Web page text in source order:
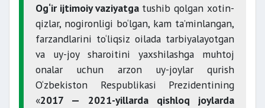
Og‘ir ijtimoiy vaziyatgatushib qolgan xotin-
qizlar, nogironligi bo‘lgan, kam ta’minlangan,
farzandlarini to‘liqsiz oilada tarbiyalayotgan
va uy-joy sharoitini yaxshilashga muhtoj
onalar uchun arzon uy-joylar qurish
O‘zbekiston Respublikasi Prezidentining
«2017 — 2021-yillarda qishloq joylarda